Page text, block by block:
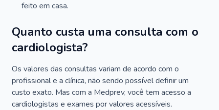
feito em casa.
Quanto custa uma consulta com o
cardiologista?
Os valores das consultas variam de acordo com o
profissional e a clínica, não sendo possível definir um
custo exato. Mas com a Medprev, você tem acesso a
cardiologistas e exames por valores acessíveis.